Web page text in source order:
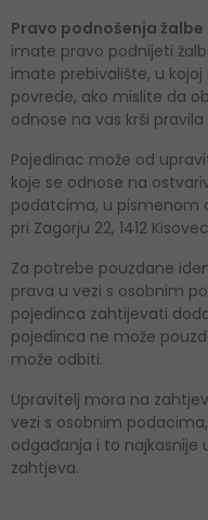
Pravo podnošenja
imate pravo podnijeti
imate prebivalište, u
povrede, ako mislite da
odnose na vas krši
Pojedinac može od
koje se odnose na
podatcima, u pismenom
pri Zagorju 22, 1412
Za potrebe pouzdane
prava u vezi s osobnim
pojedinca zahtijevati
pojedinca ne može
može odbiti.
Upravitelj mora na
vezi s osobnim
odgađanja i to
zahtjeva.